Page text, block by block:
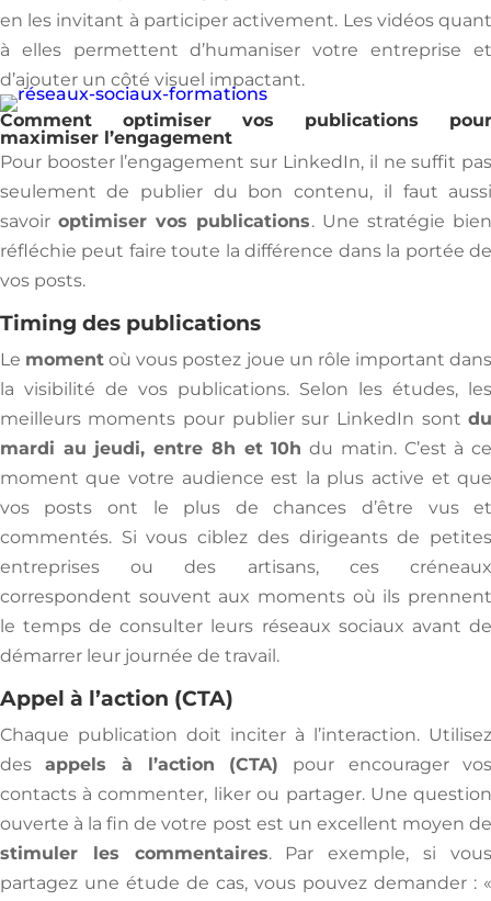
en les invitant à participer activement. Les vidéos
à elles permettent d’humaniser votre entreprise
d’ajouter un côté visuel impactant.
Comment optimiser vos publications
maximiser l’engagement
Pour booster l’engagement sur LinkedIn, il ne suffit
seulement de publier du bon contenu, il faut
savoiroptimiser vos publications. Une stratégie
réfléchie peut faire toute la différence dans la portée
vos posts.
Timing des publications
Le momentoù vous postez joue un rôle important
la visibilité de vos publications. Selon les études,
meilleurs moments pour publier sur LinkedIn sont
mardi au jeudi, entre 8h et 10h du matin. C’est à
moment que votre audience est la plus active et
vos posts ont le plus de chances d’être vus
commentés. Si vous ciblez des dirigeants de
entreprises ou des artisans, ces
correspondent souvent aux moments où ils
le temps de consulter leurs réseaux sociaux avant
démarrer leur journée de travail.
Appel à l’action (CTA)
Chaque publication doit inciter à l’interaction.
desappels à l’action (CTA) pour encourager
contacts à commenter, liker ou partager. Une
ouverte à la fin de votre post est un excellent moyen
stimuler les commentaires. Par exemple, si
partagez une étude de cas, vous pouvez demander :